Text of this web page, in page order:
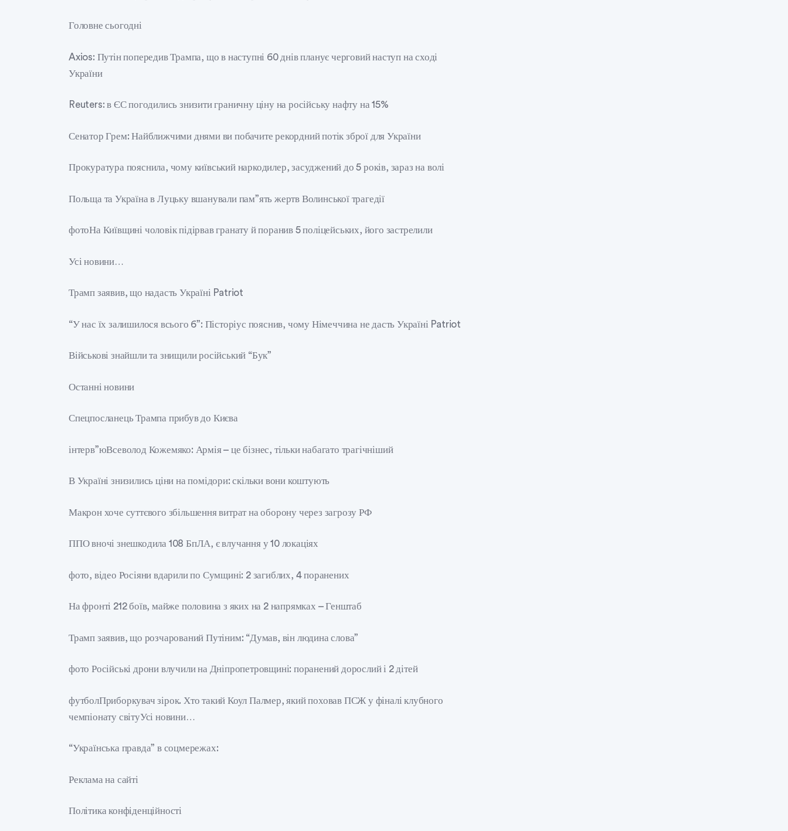
Головне сьогодні
Axios: Путін попередив Трампа, що в наступні 60 днів планує черговий наступ на сході
України
Reuters: в ЄС погодились знизити граничну ціну на російську нафту на 15%
Сенатор Грем: Найближчими днями ви побачите рекордний потік зброї для України
Прокуратура пояснила, чому київський наркодилер, засуджений до 5 років, зараз на волі
Польща та Україна в Луцьку вшанували пам”ять жертв Волинської трагедії
фотоНа Київщині чоловік підірвав гранату й поранив 5 поліцейських, його застрелили
Усі новини…
Трамп заявив, що надасть Україні Patriot
“У нас їх залишилося всього 6”: Пісторіус пояснив, чому Німеччина не дасть Україні Patriot
Військові знайшли та знищили російський “Бук”
Останні новини
Спецпосланець Трампа прибув до Києва
інтерв”юВсеволод Кожемяко: Армія – це бізнес, тільки набагато трагічніший
В Україні знизились ціни на помідори: скільки вони коштують
Макрон хоче суттєвого збільшення витрат на оборону через загрозу РФ
ППО вночі знешкодила 108 БпЛА, є влучання у 10 локаціях
фото, відео Росіяни вдарили по Сумщині: 2 загиблих, 4 поранених
На фронті 212 боїв, майже половина з яких на 2 напрямках – Генштаб
Трамп заявив, що розчарований Путіним: “Думав, він людина слова”
фото Російські дрони влучили на Дніпропетровщині: поранений дорослий і 2 дітей
футболПриборкувач зірок. Хто такий Коул Палмер, який поховав ПСЖ у фіналі клубного
чемпіонату світуУсі новини…
“Українська правда” в соцмережах:
Реклама на сайті
Політика конфіденційності